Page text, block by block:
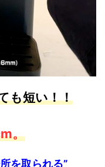
も短い！！
。
を取られる”